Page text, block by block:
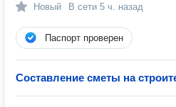
Новый В сети 5 ч. назад
Паспорт проверен
Составление сметы на